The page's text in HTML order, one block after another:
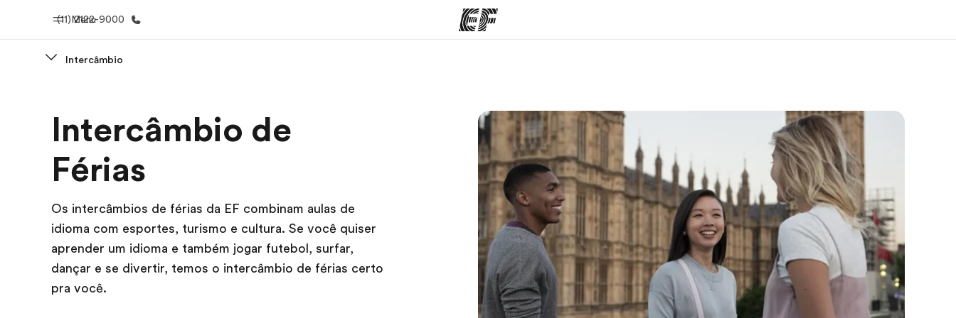
Menu
(11) 2122-9000
Bem-vindo à EF
Saiba tudo que
oferecemos
Encontre uma loja Quem somos Junte-se a nós
Intercâmbio
Intercâmbio de
Férias
Os intercâmbios de férias da EF combinam aulas de
idioma com esportes, turismo e cultura. Se você quiser
aprender um idioma e também jogar futebol, surfar,
dançar e se divertir, temos o intercâmbio de férias certo
pra você.